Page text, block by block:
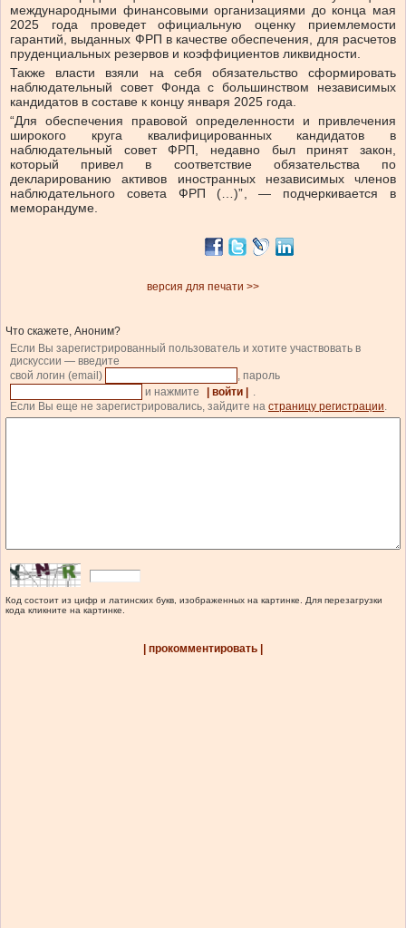
международными финансовыми организациями до конца мая
2025 года проведет официальную оценку приемлемости
гарантий, выданных ФРП в качестве обеспечения, для расчетов
пруденциальных резервов и коэффициентов ликвидности.
Также власти взяли на себя обязательство сформировать
наблюдательный совет Фонда с большинством независимых
кандидатов в составе к концу января 2025 года.
“Для обеспечения правовой определенности и привлечения
широкого круга квалифицированных кандидатов в
наблюдательный совет ФРП, недавно был принят закон,
который привел в соответствие обязательства по
декларированию активов иностранных независимых членов
наблюдательного совета ФРП (…)”, — подчеркивается в
меморандуме.
версия для печати >>
Что скажете, Аноним?
Если Вы зарегистрированный пользователь и хотите участвовать в
дискуссии — введите
свой логин (email)
, пароль
и нажмите
| войти |
.
Если Вы еще не зарегистрировались, зайдите на страницу регистрации.
Код состоит из цифр и латинских букв, изображенных на картинке. Для перезагрузки
кода кликните на картинке.
| прокомментировать |